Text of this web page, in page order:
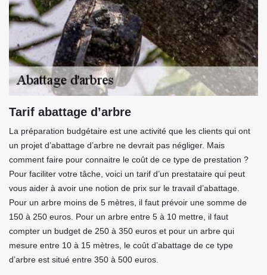
Tarif abattage d’arbre
La préparation budgétaire est une activité que les clients qui ont
un projet d’abattage d’arbre ne devrait pas négliger. Mais
comment faire pour connaitre le coût de ce type de prestation ?
Pour faciliter votre tâche, voici un tarif d’un prestataire qui peut
vous aider à avoir une notion de prix sur le travail d’abattage.
Pour un arbre moins de 5 mètres, il faut prévoir une somme de
150 à 250 euros. Pour un arbre entre 5 à 10 mettre, il faut
compter un budget de 250 à 350 euros et pour un arbre qui
mesure entre 10 à 15 mètres, le coût d’abattage de ce type
d’arbre est situé entre 350 à 500 euros.